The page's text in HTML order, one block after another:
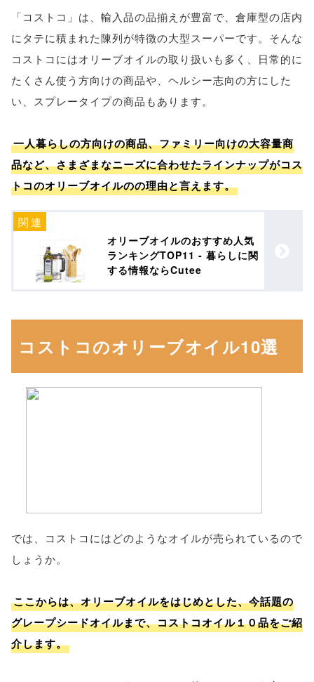
「コストコ」は、輸入品の品揃えが豊富で、倉庫型の店内
にタテに積まれた陳列が特徴の大型スーパーです。そんな
コストコにはオリーブオイルの取り扱いも多く、日常的に
たくさん使う方向けの商品や、ヘルシー志向の方にした
い、スプレータイプの商品もあります。
一人暮らしの方向けの商品、ファミリー向けの大容量商
品など、さまざまなニーズに合わせたラインナップがコス
トコのオリーブオイルのの理由と言えます。
オリーブオイルのおすすめ人気
ランキングTOP11 - 暮らしに関
する情報ならCutee
コストコのオリーブオイル10選
では、コストコにはどのようなオイルが売られているので
しょうか。
ここからは、オリーブオイルをはじめとした、今話題の
グレープシードオイルまで、コストコオイル１０品をご紹
介します。